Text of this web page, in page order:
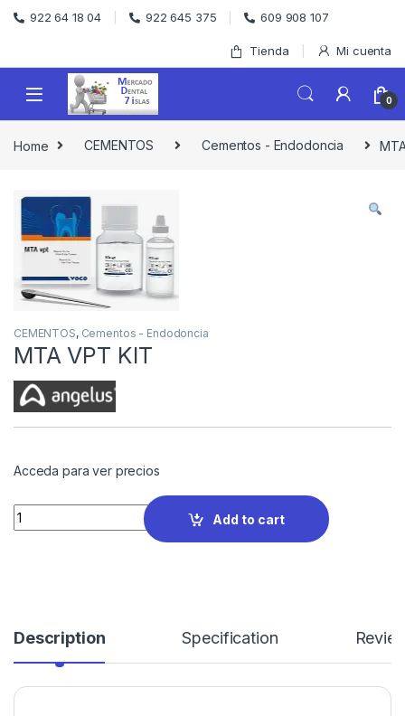
Skip to navigation
Skip to content
922 64 18 04 922 645 375 609 908 107
Tienda Mi cuenta
0
Home CEMENTOS Cementos - Endodoncia
CEMENTOS, Cementos - Endodoncia
MTA VPT KIT
Acceda para ver precios
Quantity
Add to cart
Description Specification